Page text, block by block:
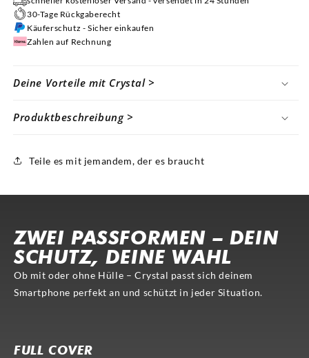
30-Tage Rückgaberecht
Käuferschutz - Sicher einkaufen
Zahlen auf Rechnung
Deine Vorteile mit Crystal >
Produktbeschreibung >
Teile es mit jemandem, der es braucht
ZWEI PASSFORMEN – DEIN
SCHUTZ, DEINE WAHL
Ob mit oder ohne Hülle – Crystal passt sich deinem
Smartphone perfekt an und schützt in jeder Situation.
FULL COVER